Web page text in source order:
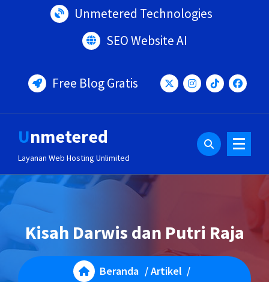
Unmetered Technologies
SEO Website AI
Free Blog Gratis
Unmetered
Layanan Web Hosting Unlimited
Kisah Darwis dan Putri Raja
Beranda /Artikel /